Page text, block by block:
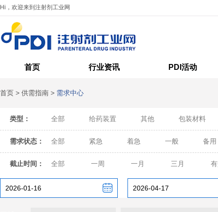
Hi，欢迎来到注射剂工业网
首页 行业资讯 PDI活动
首页 > 供需指南 > 需求中心
类型： 全部 给药装置 其他 包装材料
需求状态： 全部 紧急 着急 一般 备用
截止时间： 全部 一周 一月 三月